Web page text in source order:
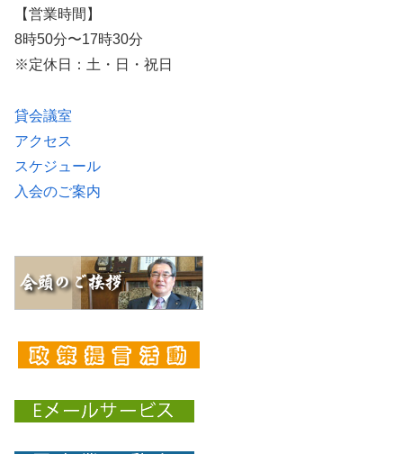
【営業時間】
8時50分〜17時30分
※定休日：土・日・祝日
貸会議室
アクセス
スケジュール
入会のご案内